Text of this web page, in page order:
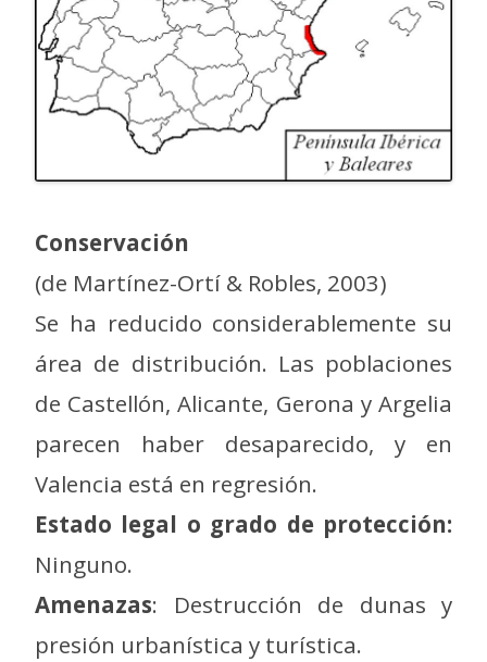
Conservación
(de Martínez-Ortí & Robles, 2003)
Se ha reducido considerablemente su
área de distribución. Las poblaciones
de Castellón, Alicante, Gerona y Argelia
parecen haber desaparecido, y en
Valencia está en regresión.
Estado legal o grado de protección:
Ninguno.
Amenazas: Destrucción de dunas y
presión urbanística y turística.